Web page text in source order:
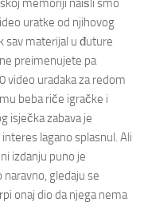
memoriji naišli smo
uratke od njihovog
sav materijal u đuture
preimenujete pa
video uradaka za redom
beba riče igračke i
isječka zabava je
lagano splasnul. Ali
izdanju puno je
gledaju se
onaj dio da njega nema